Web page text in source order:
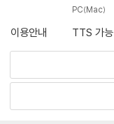
PC(Mac)
이용안내 TTS 가능